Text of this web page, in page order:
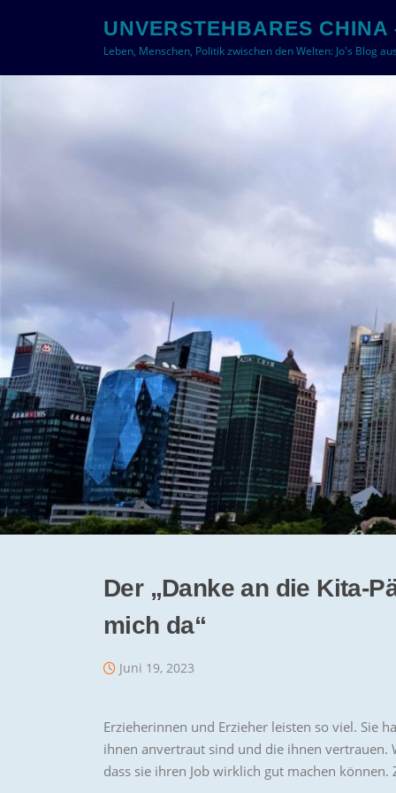
UNVERSTEHBARES
Leben, Menschen, Politik zwischen den Welten: Jo's Blog
Der „Danke an die Kita-
mich da“
Juni 19, 2023
Erzieherinnen und Erzieher leisten so viel. Sie
ihnen anvertraut sind und die ihnen vertrauen.
dass sie ihren Job wirklich gut machen